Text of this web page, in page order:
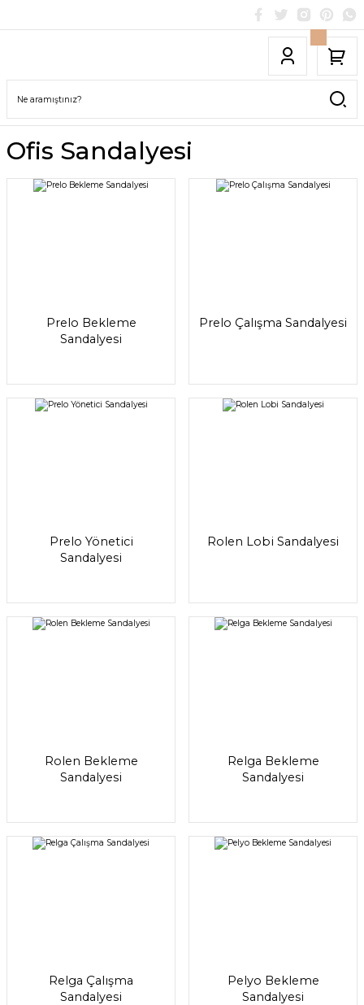
Ofis Sandalyesi
Prelo Bekleme
Sandalyesi
Prelo Çalışma Sandalyesi
Prelo Yönetici
Sandalyesi
Rolen Lobi Sandalyesi
Rolen Bekleme
Sandalyesi
Relga Bekleme
Sandalyesi
Relga Çalışma
Sandalyesi
Pelyo Bekleme
Sandalyesi